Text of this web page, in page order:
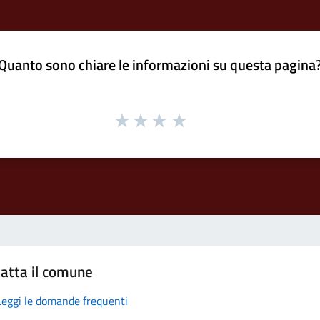
sono chiare le informazioni su questa
il comune
le domande frequenti